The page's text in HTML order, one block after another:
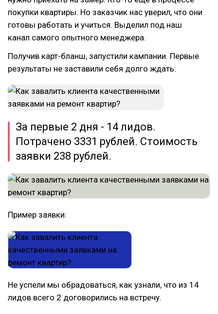
покупки квартиры. Но заказчик нас уверил, что они
готовы работать и учиться. Выделил под наш
канал самого опытного менеджера.
Получив карт-бланш, запустили кампании. Первые
результаты не заставили себя долго ждать:
За первые 2 дня - 14 лидов.
Потрачено 3331 рублей. Стоимость
заявки 238 рублей.
Пример заявки:
Не успели мы обрадоваться, как узнали, что из 14
лидов всего 2 договорились на встречу.